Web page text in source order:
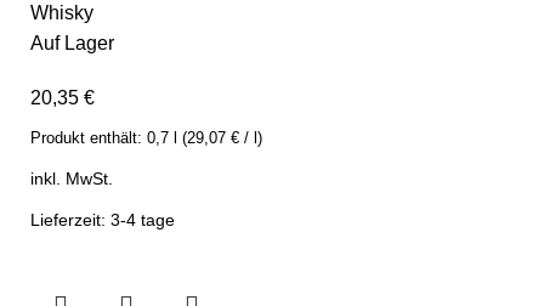
Whisky
Auf Lager
20,35 €
Produkt enthält: 0,7 (29,07 € / )
inkl. MwSt.
Lieferzeit: 3-4 tage